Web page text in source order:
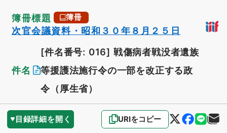
簿冊標題 簿冊
次官会議資料・昭和３０年８月２５日
件名
[件名番号: 016] 戦傷病者戦没者遺族
等援護法施行令の一部を改正する政
令（厚生省）
目録詳細を開く URIをコピー